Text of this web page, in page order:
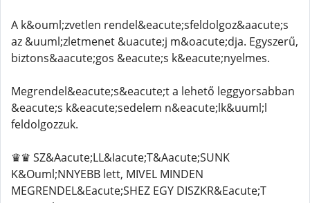
A k&ouml;zvetlen rendel&eacute;sfeldolgoz&aacute;s
az &uuml;zletmenet &uacute;j m&oacute;dja. Egyszerű,
biztons&aacute;gos &eacute;s k&eacute;nyelmes.
Megrendel&eacute;s&eacute;t a lehető leggyorsabban
&eacute;s k&eacute;sedelem n&eacute;lk&uuml;l
feldolgozzuk.
♛♛ SZ&Aacute;LL&Iacute;T&Aacute;SUNK
K&Ouml;NNYEBB lett, MIVEL MINDEN
MEGRENDEL&Eacute;SHEZ EGY DISZKR&Eacute;T